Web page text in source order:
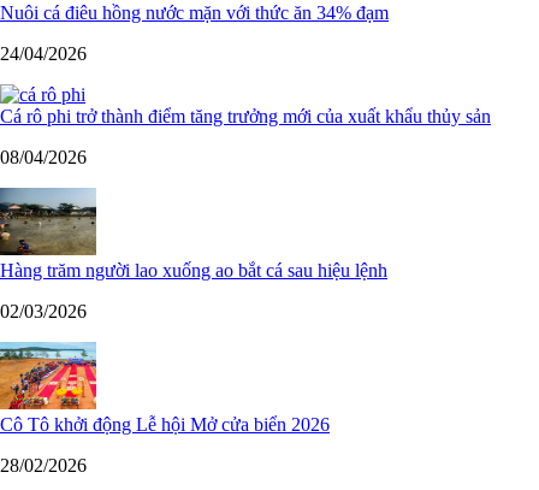
Nuôi cá điêu hồng nước mặn với thức ăn 34% đạm
24/04/2026
Cá rô phi trở thành điểm tăng trưởng mới của xuất khẩu thủy sản
08/04/2026
Hàng trăm người lao xuống ao bắt cá sau hiệu lệnh
02/03/2026
Cô Tô khởi động Lễ hội Mở cửa biển 2026
28/02/2026